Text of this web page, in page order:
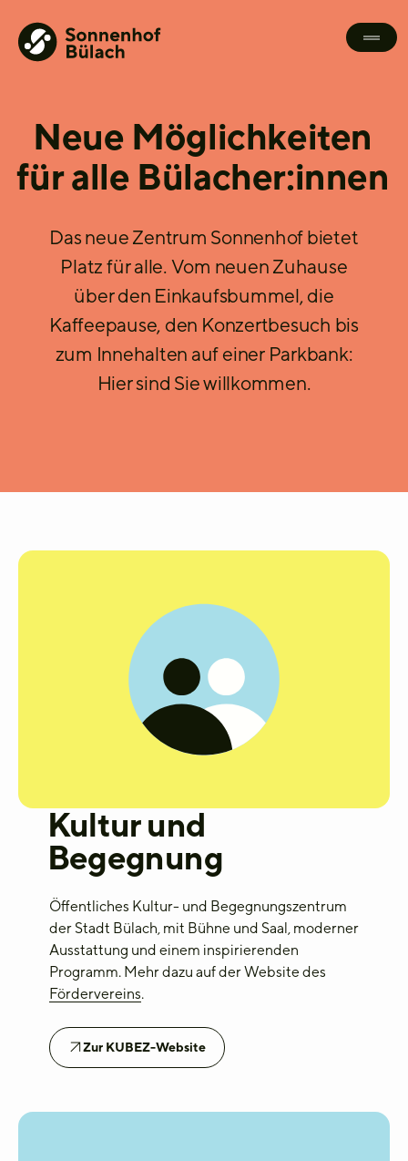
Neue Möglichkeiten
für alle Bülacher:innen
Das neue Zentrum Sonnenhof bietet
Platz für alle. Vom neuen Zuhause
über den Einkaufsbummel, die
Kaffeepause, den Konzertbesuch bis
zum Innehalten auf einer Parkbank:
Hier sind Sie willkommen.
Kultur und
Begegnung
Öffentliches Kultur- und Begegnungszentrum
der Stadt Bülach, mit Bühne und Saal moderner
Ausstattung und einem inspirierenden
Programm.Mehr dazu auf der Website des
Fördervereins.
Zur KUBEZ-Website